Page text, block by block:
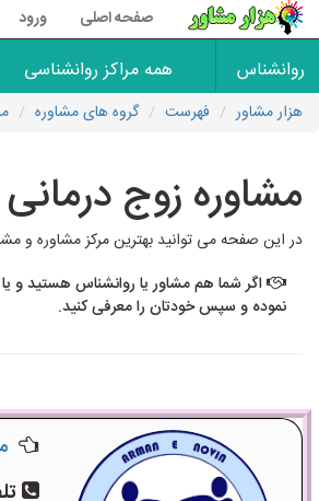
صفحه اصلی ورود
روانشناس همه مراکز روانشناسی
هزار مشاور فهرست گروه های مشاوره
مشاوره زوج درمانی
در این صفحه می توانید بهترین مرکز مشاوره و
اگر شما هم مشاور یا روانشناس هستید و
نموده و سپس خودتان را معرفی کنید.